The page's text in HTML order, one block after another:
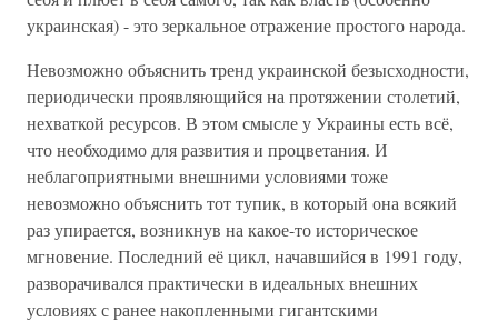
украинская) - это зеркальное отражение простого народа.
Невозможно объяснить тренд украинской безысходности,
периодически проявляющийся на протяжении столетий,
нехваткой ресурсов. В этом смысле у Украины есть всё,
что необходимо для развития и процветания. И
неблагоприятными внешними условиями тоже
невозможно объяснить тот тупик, в который она всякий
раз упирается, возникнув на какое-то историческое
мгновение. Последний её цикл, начавшийся в 1991 году,
разворачивался практически в идеальных внешних
условиях с ранее накопленными гигантскими